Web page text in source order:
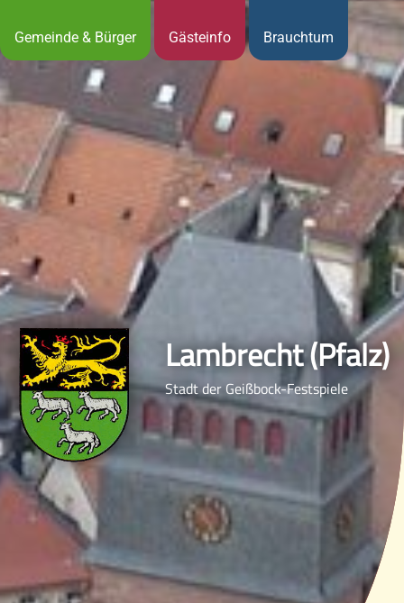
Gemeinde & Bürger Gästeinfo Brauchtum
Lambrecht (Pfalz)
Stadt der Geißbock-Festspiele